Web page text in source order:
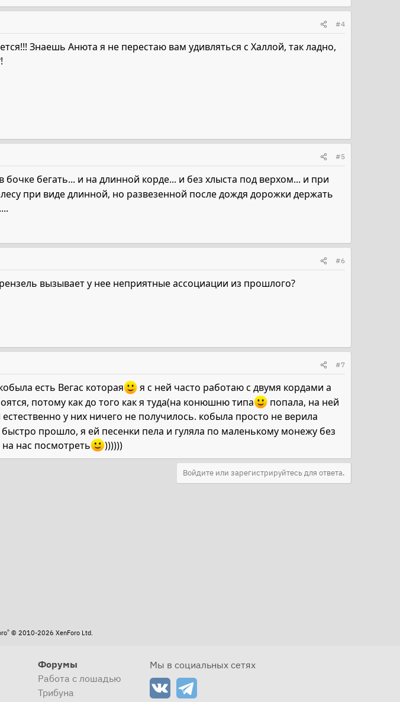
#4
Знаешь Анюта я не перестаю вам удивляться с Халлой, так ладно,
#5
бегать... и на длинной корде... и без хлыста под верхом... и при
при виде длинной, но развезенной после дождя дорожки держать
#6
вызывает у нее неприятные ассоциации из прошлого?
#7
есть Вегас которая
я с ней часто работаю с двумя кордами а
потому как до того как я туда(на конюшню типа
попала, на ней
естественно у них ничего не получилось. кобыла просто не верила
прошло, я ей песенки пела и гуляла по маленькому монежу без
нас посмотреть ))))))
Войдите или зарегистрируйтесь для ответа.
® © 2010-2026 XenForo Ltd.
Форумы
Работа с лошадью
Трибуна
Мы в социальных сетях